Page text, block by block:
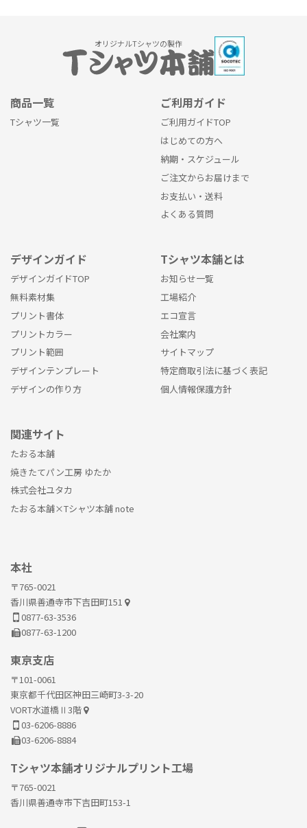
オリジナルTシャツの製作
商品一覧
Tシャツ一覧
ご利用ガイド
ご利用ガイドTOP
はじめての方へ
納期・スケジュール
ご注文からお届けまで
お支払い・送料
よくある質問
デザインガイド
デザインガイドTOP
無料素材集
プリント書体
プリントカラー
プリント範囲
デザインテンプレート
デザインの作り方
Tシャツ本舗とは
お知らせ一覧
工場紹介
エコ宣言
会社案内
サイトマップ
特定商取引法に基づく表記
個人情報保護方針
関連サイト
たおる本舗
焼きたてパン工房 ゆたか
株式会社ユタカ
たおる本舗×Tシャツ本舗 note
本社
〒765-0021
香川県善通寺市下吉田町151
0877-63-3536
0877-63-1200
東京支店
〒101-0061
東京都千代田区神田三崎町3-3-20
VORT水道橋Ⅱ3階
03-6206-8886
03-6206-8884
Tシャツ本舗オリジナルプリント工場
〒765-0021
香川県善通寺市下吉田町153-1